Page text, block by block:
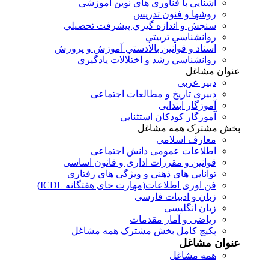
آشنایی با فناوری های نوین آموزشی
روشها و فنون تدريس
سنجش و اندازه گيري پيشرفت تحصيلي
روانشناسي تربيتي
اسناد و قوانين بالادستي آموزش و پرورش
روانشناسي رشد و اختلالات يادگيري
عنوان مشاغل
دبير عربی
دبیری تاریخ و مطالعات اجتماعی
آموزگار ابتدایی
آموزگار کودکان استثنایی
بخش مشترک همه مشاغل
معارف اسلامی
اطلاعات عمومی دانش اجتماعی
قوانین و مقررات اداری و قانون اساسی
توانایی های ذهنی و ویژگی های رفتاری
فن اوری اطلاعات(مهارت خای هفتگانه ICDL)
زبان و ادبیات فارسی
زبان انگلیسی
ریاضی و آمار مقدمات
پکیج کامل بخش مشترک همه مشاغل
عنوان مشاغل
همه مشاغل